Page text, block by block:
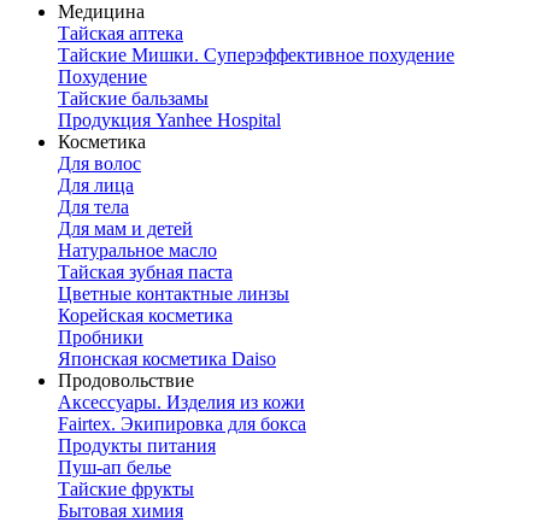
Медицина
Тайская аптека
Тайские Мишки. Суперэффективное похудение
Похудение
Тайские бальзамы
Продукция Yanhee Hospital
Косметика
Для волос
Для лица
Для тела
Для мам и детей
Натуральное масло
Тайская зубная паста
Цветные контактные линзы
Корейская косметика
Пробники
Японская косметика Daiso
Продовольствие
Аксессуары. Изделия из кожи
Fairtex. Экипировка для бокса
Продукты питания
Пуш-ап белье
Тайские фрукты
Бытовая химия